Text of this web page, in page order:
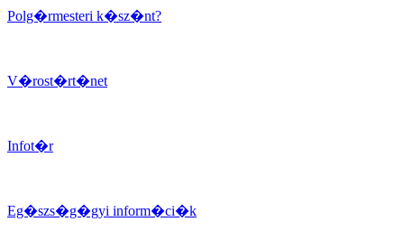
Polg�rmesteri k�sz�nt?
V�rost�rt�net
Infot�r
Eg�szs�g�gyi inform�ci�k